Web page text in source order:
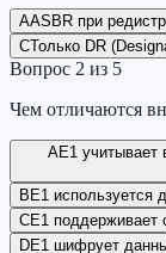
AASBR при
CТолько DR
Вопрос 2 из 5
Чем отличаются
AE1 учитывает
B E1
CE1
DE1 шифрует